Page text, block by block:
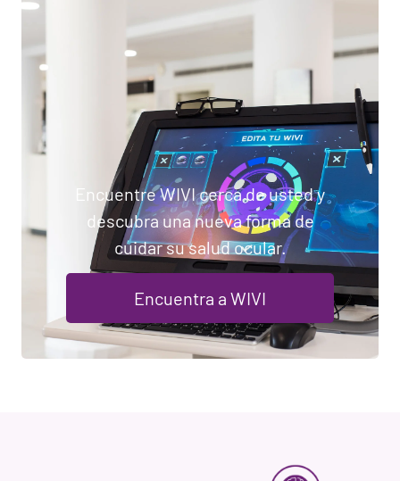
Encuentre WIVI cerca de usted y
descubra una nueva forma de
cuidar su salud ocular.
Encuentra a WIVI